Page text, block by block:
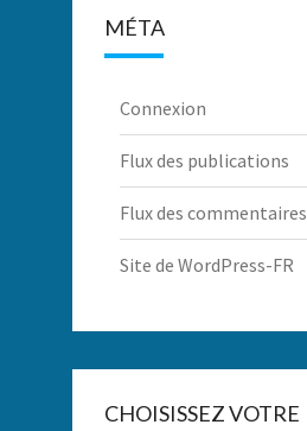
MÉTA
Connexion
Flux des publications
Flux des commentaires
Site de WordPress-FR
CHOISISSEZ VOTRE